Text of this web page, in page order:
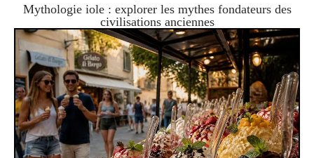
Mythologie iole : explorer les mythes fondateurs des
civilisations anciennes